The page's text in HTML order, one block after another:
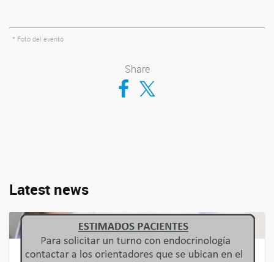
* Foto del evento
Share
Compartir en Facebook
Compartir en Twitter
Latest news